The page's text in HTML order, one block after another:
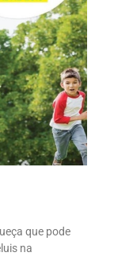
que pode
na